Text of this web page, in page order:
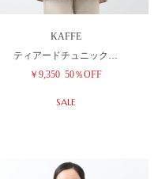
KAFFE
ティアードチュニック…
￥9,350 50％OFF
SALE